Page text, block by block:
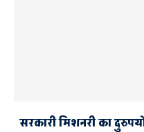
सरकारी मिशनरी का